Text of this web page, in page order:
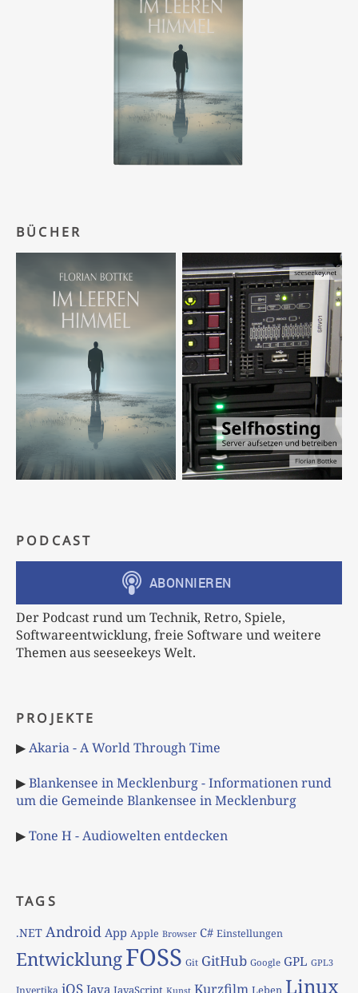
BÜCHER
PODCAST
Der Podcast rund um Technik, Retro, Spiele,
Softwareentwicklung, freie Software und weitere
Themen aus seeseekeys Welt.
PROJEKTE
▶Akaria - A World Through Time
▶Blankensee in Mecklenburg - Informationen rund
um die Gemeinde Blankensee in Mecklenburg
▶Tone H - Audiowelten entdecken
TAGS
.NET Android App Apple Browser C# Einstellungen
EntwicklungFOSS Git GitHub Google GPL GPL3
Invertika iOS Java JavaScript Kunst Kurzfilm Leben Linux